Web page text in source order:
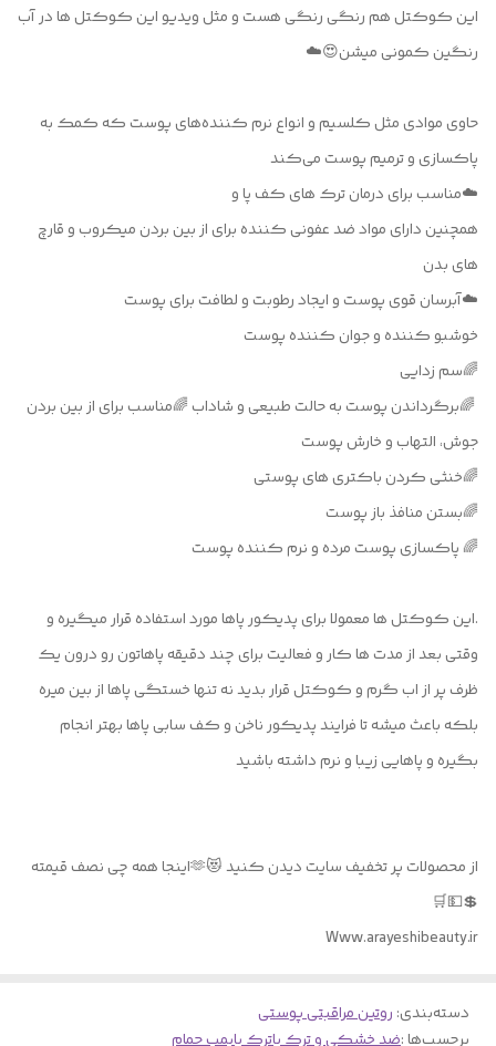
این کوکتل هم رنگی رنگی هست و مثل ویدیو این کوکتل ها در آب
رنگین کمونی میشن😍☁️
حاوی موادی مثل کلسیم و انواع نرم کننده‌های پوست که کمک به
پاکسازی و ترمیم پوست می‌کند
☁️مناسب برای درمان ترک های کف پا و
همچنین دارای مواد ضد عفونی کننده برای از بین بردن میکروب و قارچ
های بدن
☁️آبرسان قوی پوست و ایجاد رطوبت و لطافت برای پوست
خوشبو کننده و جوان کننده پوست
🌈سم زدایی
🌈برگرداندن پوست به حالت طبیعی و شاداب 🌈مناسب برای از بین بردن
جوش، التهاب و خارش پوست
🌈خنثی کردن باکتری های پوستی
🌈بستن منافذ باز پوست
🌈 پاکسازی پوست مرده و نرم کننده پوست
.این کوکتل ها معمولا برای پدیکور پاها مورد استفاده قرار میگیره و
وقتی بعد از مدت ها کار و فعالیت برای چند دقیقه پاهاتون رو درون یک
ظرف پر از اب گرم و کوکتل قرار بدید نه تنها خستگی پاها از بین میره
بلکه باعث میشه تا فرایند پدیکور ناخن و کف سابی پاها بهتر انجام
بگیره و پاهایی زیبا و نرم داشته باشید
از محصولات پر تخفیف سایت دیدن کنید 😻🫶اینجا همه چی نصف قیمته
💲💵🛒
Www.arayeshibeauty.ir
دسته‌بندی: روتین مراقبتی پوستی
برچسب‌ها :ضد خشکی و ترک پاترک پابمب حمام